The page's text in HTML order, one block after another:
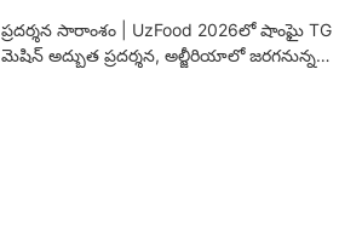
ప్రదర్శన సారాంశం | UzFood 2026లో షాంఘై TG
మెషిన్ అద్భుత ప్రదర్శన, అల్జీరియాలో జరగనున్న